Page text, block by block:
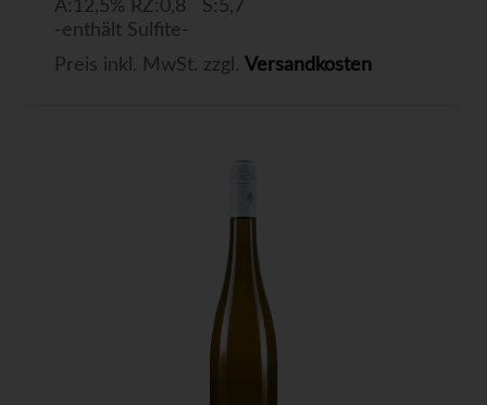
A:12,5% RZ:0,8 S:5,7
-enthält Sulfite-
Preis inkl. MwSt. zzgl. Versandkosten